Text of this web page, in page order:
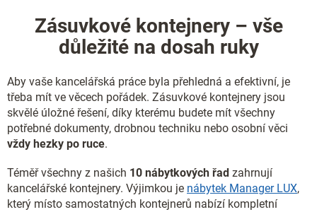
p
r
v
y
v
ý
p
i
Zásuvkové kontejnery – vše
důležité na dosah ruky
Aby vaše kancelářská práce byla přehledná a efektivní, je
třeba mít ve věcech pořádek. Zásuvkové kontejnery jsou
skvělé úložné řešení, díky kterému budete mít všechny
potřebné dokumenty, drobnou techniku nebo osobní věci
vždy hezky po ruce.
Téměř všechny z našich 10 nábytkových řad zahrnují
kancelářské kontejnery. Výjimkou je nábytek Manager LUX,
který místo samostatných kontejnerů nabízí kompletní